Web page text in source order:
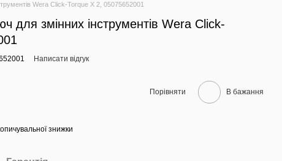
Wera Click-Torque X 2, 05075652001
для змінних інструментів Wera Click-
Написати відгук
Порівняти В бажання
знижки